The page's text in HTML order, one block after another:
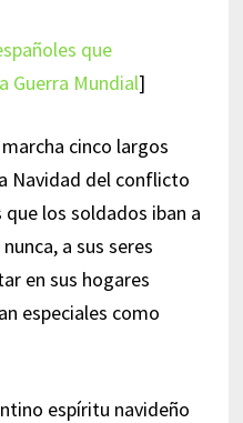
que
Guerra Mundial]
cinco largos
Navidad del conflicto
los soldados iban a
a sus seres
en sus hogares
especiales como
espíritu navideño